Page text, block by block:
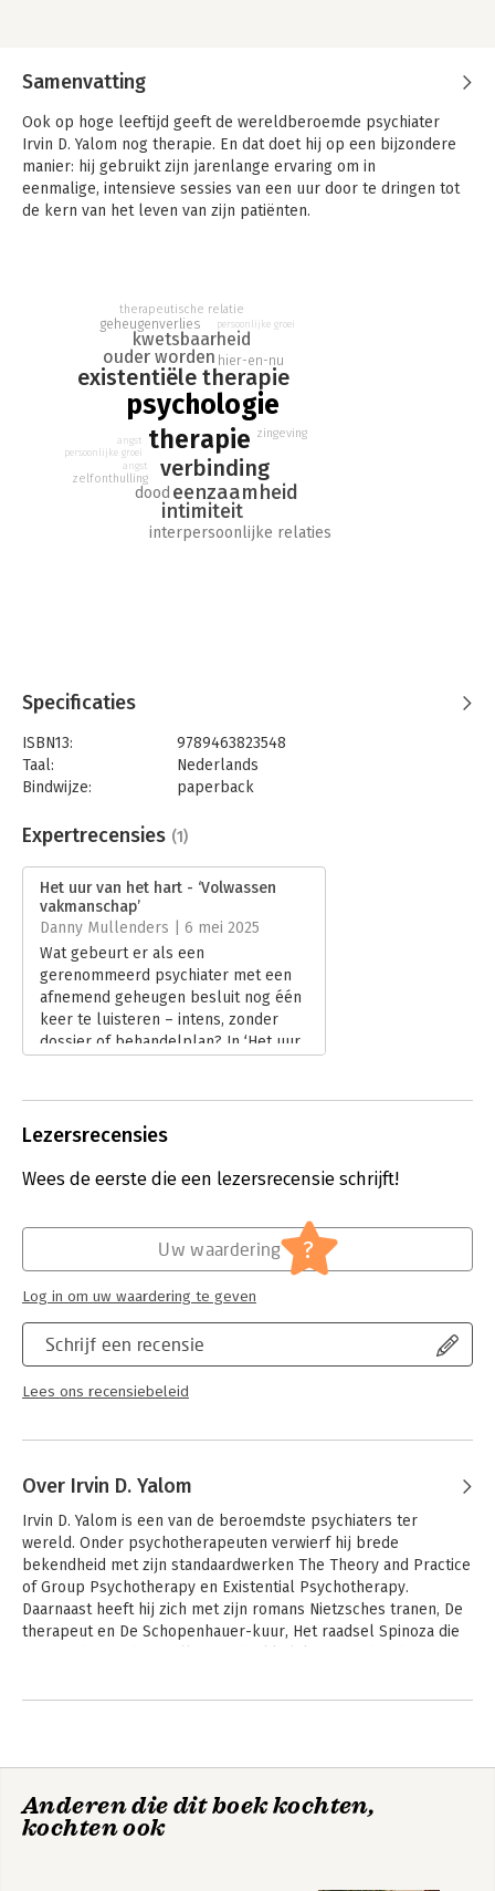
Samenvatting
Ook op hoge leeftijd geeft de wereldberoemde psychiater
Irvin D. Yalom nog therapie. En dat doet hij op een bijzondere
manier: hij gebruikt zijn jarenlange ervaring om in
eenmalige, intensieve sessies van een uur door te dringen tot
de kern van het leven van zijn patiënten.
Yaloms ontroerende verhalen vormen een even waardevolle
als radicale les voor beginnende en gevorderde therapeuten,
omdat hij ze uitdaagt afscheid te nemen van hun professionele
afstand en hun persoonlijke geschiedenis mee te nemen in de
therapie. Maar de sessies vormen vooral sprekende
voorbeelden voor iedereen die wil weten hoe je echt
verbinding maakt met mensen.
psychologie
therapie
verbinding
existentiële therapie
eenzaamheid
intimiteit
ouder worden
kwetsbaarheid
interpersoonlijke relaties
dood
geheugenverlies
hier-en-nu
zelfonthulling
zingeving
therapeutische relatie
angst
persoonlijke groei
angst
persoonlijke groei
Specificaties
ISBN13:
9789463823548
Taal:
Nederlands
Bindwijze:
paperback
Uitgever:
Uitgeverij Balans
Verschijningsdatum:
9-1-2025
Hoofdrubriek: Psychologie
Expertrecensies (1)
Het uur van het hart - ‘Volwassen
vakmanschap’
Danny Mullenders | 6 mei 2025
Wat gebeurt er als een
gerenommeerd psychiater met een
afnemend geheugen besluit nog één
keer te luisteren – intens, zonder
dossier of behandelplan? In ‘Het uur
Mullenders las het boek en
Lees verder
Lezersrecensies
Wees de eerste die een lezersrecensie schrijft!
Schrijf een recensie
Lees ons recensiebeleid
Uw waardering ?
Log in om uw waardering te geven
Over Irvin D. Yalom
Irvin D. Yalom is een van de beroemdste psychiaters ter
wereld. Onder psychotherapeuten verwierf hij brede
bekendheid met zijn standaardwerken The Theory and Practice
of Group Psychotherapy en Existential Psychotherapy.
Daarnaast heeft hij zich met zijn romans Nietzsches tranen, De
therapeut en De Schopenhauer-kuur, Het raadsel Spinoza die
tekende hij zijn memoires op. Yalom woont en werkt in
Andere boeken door Irvin D. Yalom
Anderen die dit boek kochten,
kochten ook